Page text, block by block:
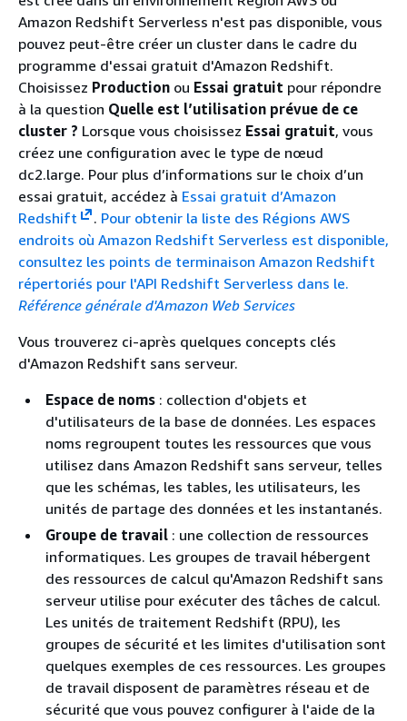
Amazon Redshift Serverless n'est pas disponible, vous
pouvez peut-être créer un cluster dans le cadre du
programme d'essai gratuit d'Amazon Redshift.
Choisissez Production ou Essai gratuit pour répondre
à la question Quelle est l’utilisation prévue de ce
cluster ? Lorsque vous choisissez Essai gratuit, vous
créez une configuration avec le type de nœud
dc2.large. Pour plus d’informations sur le choix d’un
essai gratuit, accédez à Essai gratuit d’Amazon
Redshift
. Pour obtenir la liste des Régions AWS
endroits où Amazon Redshift Serverless est disponible,
consultez les points de terminaison Amazon Redshift
répertoriés pour l'API Redshift Serverless dans le.
Référence générale d'Amazon Web Services
Vous trouverez ci-après quelques concepts clés
d'Amazon Redshift sans serveur.
Espace de noms : collection d'objets et
d'utilisateurs de la base de données. Les espaces
noms regroupent toutes les ressources que vous
utilisez dans Amazon Redshift sans serveur, telles
que les schémas, les tables, les utilisateurs, les
unités de partage des données et les instantanés.
Groupe de travail : une collection de ressources
informatiques. Les groupes de travail hébergent
des ressources de calcul qu'Amazon Redshift sans
serveur utilise pour exécuter des tâches de calcul.
Les unités de traitement Redshift (RPU), les
groupes de sécurité et les limites d'utilisation sont
quelques exemples de ces ressources. Les groupes
de travail disposent de paramètres réseau et de
sécurité que vous pouvez configurer à l'aide de la